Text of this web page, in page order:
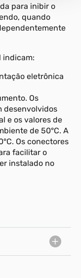
para inibir o
quando
indicam:
eletrônica
Os
desenvolvidos
e os valores de
de 50°C. A
Os conectores
facilitar o
instalado no